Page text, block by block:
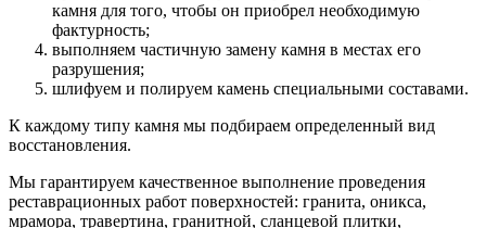
камня для того, чтобы он приобрел необходимую
фактурность;
выполняем частичную замену камня в местах его
разрушения;
шлифуем и полируем камень специальными составами.
К каждому типу камня мы подбираем определенный вид
восстановления.
Мы гарантируем качественное выполнение проведения
реставрационных работ поверхностей: гранита, оникса,
мрамора, травертина, гранитной, сланцевой плитки,